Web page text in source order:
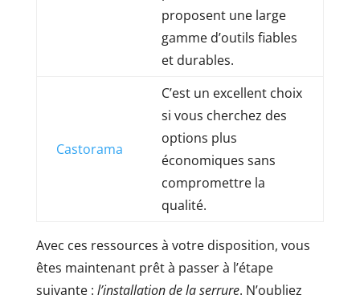
proposent une large
gamme d’outils fiables
et durables.
Castorama
C’est un excellent choix
si vous cherchez des
options plus
économiques sans
compromettre la
qualité.
Avec ces ressources à votre disposition, vous
êtes maintenant prêt à passer à l’étape
suivante : l’installation de la serrure. N’oubliez